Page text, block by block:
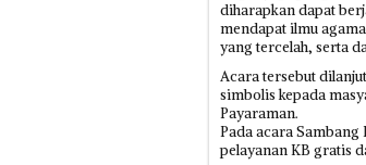
diharapkan dapat
mendapat ilmu
yang tercelah, serta
Acara tersebut
simbolis kepada
Payaraman.
Pada acara Sambang
pelayanan KB gratis